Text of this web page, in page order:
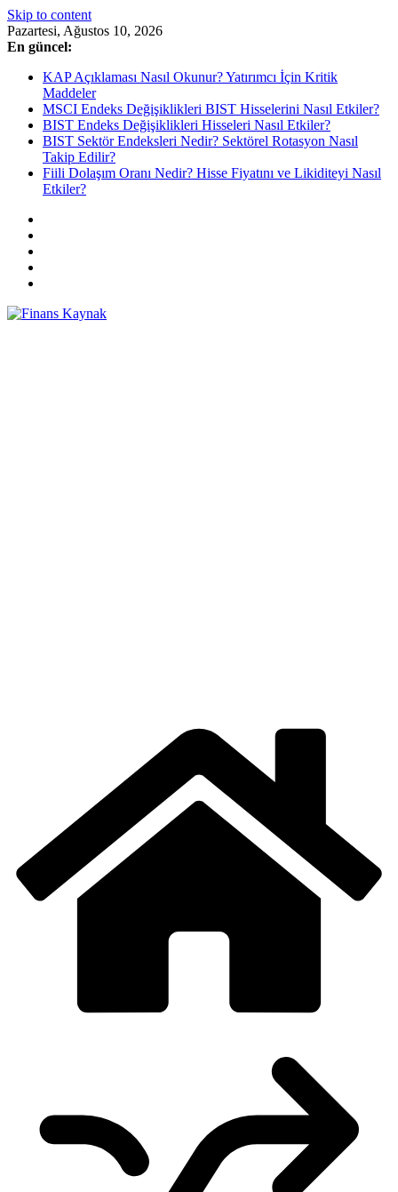
Skip to content
Pazartesi, Ağustos 10, 2026
En güncel:
KAP Açıklaması Nasıl Okunur? Yatırımcı İçin Kritik
Maddeler
MSCI Endeks Değişiklikleri BIST Hisselerini Nasıl Etkiler?
BIST Endeks Değişiklikleri Hisseleri Nasıl Etkiler?
BIST Sektör Endeksleri Nedir? Sektörel Rotasyon Nasıl
Takip Edilir?
Fiili Dolaşım Oranı Nedir? Hisse Fiyatını ve Likiditeyi Nasıl
Etkiler?